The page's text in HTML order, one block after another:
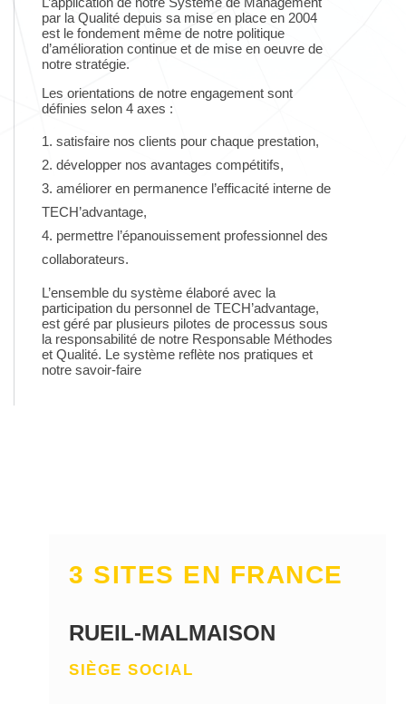
par la Qualité depuis sa mise en place en 2004
est le fondement même de notre politique
d’amélioration continue et de mise en oeuvre de
notre stratégie.
Les orientations de notre engagement sont
définies selon 4 axes :
satisfaire nos clients pour chaque prestation,
développer nos avantages compétitifs,
améliorer en permanence l’efficacité interne de
TECH’advantage,
permettre l’épanouissement professionnel des
collaborateurs.
L’ensemble du système élaboré avec la
participation du personnel de TECH’advantage,
est géré par plusieurs pilotes de processus sous
la responsabilité de notre Responsable Méthodes
et Qualité. Le système reflète nos pratiques et
notre savoir-faire
3 SITES EN FRANCE
RUEIL-MALMAISON
SIÈGE SOCIAL